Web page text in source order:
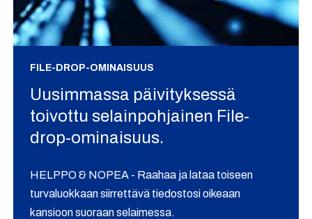
FILE-DROP-OMINAISUUS
Uusimmassa päivityksessä
toivottu selainpohjainen File-
drop-ominaisuus.
HELPPO & NOPEA - Raahaa ja lataa toiseen
turvaluokkaan siirrettävä tiedostosi oikeaan
kansioon suoraan selaimessa.